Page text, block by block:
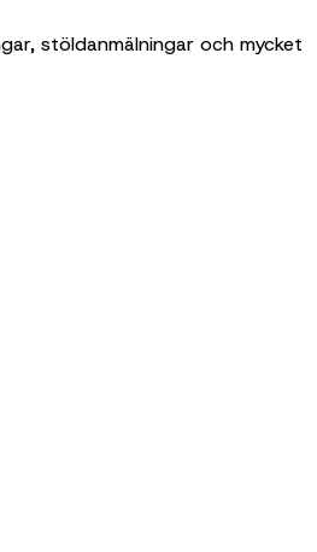
stöldanmälningar och mycket